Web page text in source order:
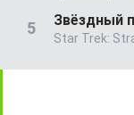
Звёздный
Star Trek: